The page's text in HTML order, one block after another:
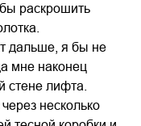
раскрошить
дальше, я бы не
мне наконец
стене лифта.
несколько